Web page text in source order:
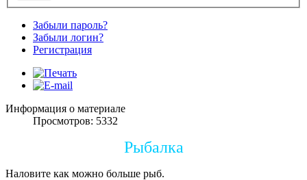
Забыли пароль?
Забыли логин?
Регистрация
Информация о материале
Просмотров: 5332
Рыбалка
Наловите как можно больше рыб.